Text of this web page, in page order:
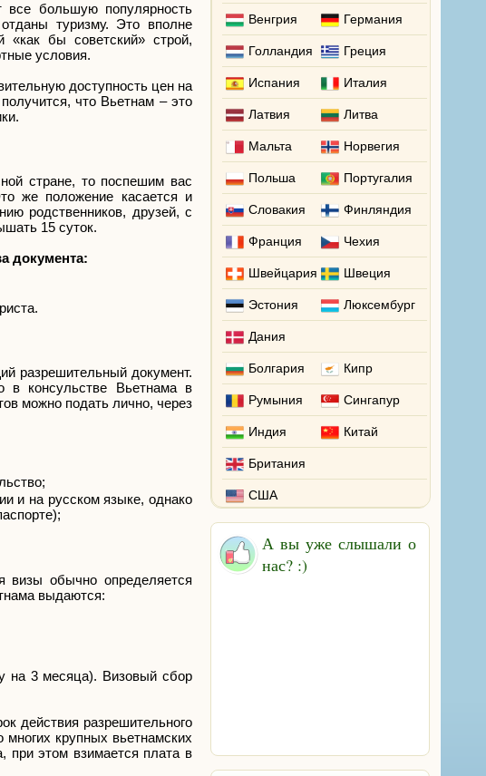
Венгрия Германия
Голландия Греция
Испания Италия
Латвия Литва
Мальта Норвегия
Польша Португалия
Словакия Финляндия
Франция Чехия
Швейцария Швеция
Эстония Люксембург
Дания
Болгария Кипр
Румыния Сингапур
Индия Китай
Британия
США
А вы уже слышали о
нас? :)
все большую популярность
туризму. Это вполне
бы советский» строй,
условия.
доступность цен на
что Вьетнам – это
стране, то поспешим вас
же положение касается и
родственников, друзей, с
15 суток.
документа:
разрешительный документ.
в консульстве Вьетнама в
можно подать лично, через
и на русском языке, однако
визы обычно определяется
выдаются:
на 3 месяца). Визовый сбор
действия разрешительного
крупных вьетнамских
при этом взимается плата в